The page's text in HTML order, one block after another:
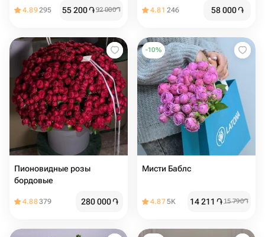
4.89295 55 200֏92 000֏ 4.81 246 58 000֏
Пионовидные розы
бордовые
4.88379 280 000֏
-10%
Мисти Баблс
4.875K 14 211 ֏15 790֏